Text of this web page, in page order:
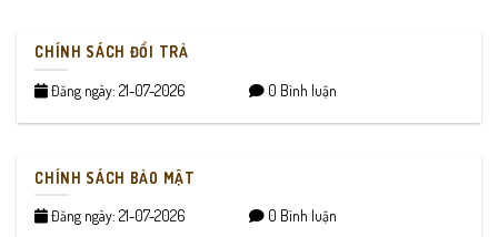
CHÍNH SÁCH ĐỔI TRẢ
Đăng ngày: 21-07-2026 0 Bình luận
CHÍNH SÁCH BẢO MẬT
Đăng ngày: 21-07-2026 0 Bình luận